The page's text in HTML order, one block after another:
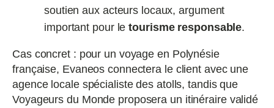
soutien aux acteurs locaux, argument
important pour letourisme responsable.
Cas concret : pour un voyage en Polynésie
française, Evaneos connectera le client avec une
agence locale spécialiste des atolls, tandis que
Voyageurs du Monde proposera un itinéraire validé